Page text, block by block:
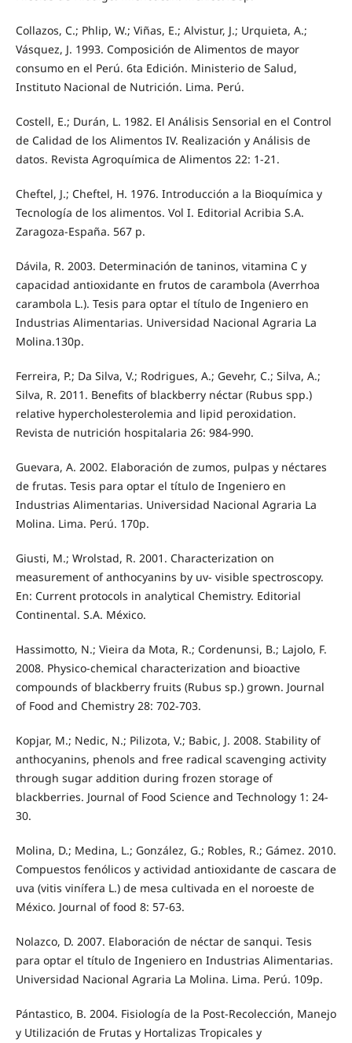
Collazos, C.; Phlip, W.; Viñas, E.; Alvistur, J.; Urquieta, A.;
Vásquez, J. 1993. Composición de Alimentos de mayor
consumo en el Perú. 6ta Edición. Ministerio de Salud,
Instituto Nacional de Nutrición. Lima. Perú.
Costell, E.; Durán, L. 1982. El Análisis Sensorial en el Control
de Calidad de los Alimentos IV. Realización y Análisis de
datos. Revista Agroquímica de Alimentos 22: 1-21.
Cheftel, J.; Cheftel, H. 1976. Introducción a la Bioquímica y
Tecnología de los alimentos. Vol I. Editorial Acribia S.A.
Zaragoza-España. 567 p.
Dávila, R. 2003. Determinación de taninos, vitamina C y
capacidad antioxidante en frutos de carambola (Averrhoa
carambola L.). Tesis para optar el título de Ingeniero en
Industrias Alimentarias. Universidad Nacional Agraria La
Molina.130p.
Ferreira, P.; Da Silva, V.; Rodrigues, A.; Gevehr, C.; Silva, A.;
Silva, R. 2011. Benefits of blackberry néctar (Rubus spp.)
relative hypercholesterolemia and lipid peroxidation.
Revista de nutrición hospitalaria 26: 984-990.
Guevara, A. 2002. Elaboración de zumos, pulpas y néctares
de frutas. Tesis para optar el título de Ingeniero en
Industrias Alimentarias. Universidad Nacional Agraria La
Molina. Lima. Perú. 170p.
Giusti, M.; Wrolstad, R. 2001. Characterization on
measurement of anthocyanins by uv- visible spectroscopy.
En: Current protocols in analytical Chemistry. Editorial
Continental. S.A. México.
Hassimotto, N.; Vieira da Mota, R.; Cordenunsi, B.; Lajolo, F.
2008. Physico-chemical characterization and bioactive
compounds of blackberry fruits (Rubus sp.) grown. Journal
of Food and Chemistry 28: 702-703.
Kopjar, M.; Nedic, N.; Pilizota, V.; Babic, J. 2008. Stability of
anthocyanins, phenols and free radical scavenging activity
through sugar addition during frozen storage of
blackberries. Journal of Food Science and Technology 1: 24-
30.
Molina, D.; Medina, L.; González, G.; Robles, R.; Gámez. 2010.
Compuestos fenólicos y actividad antioxidante de cascara de
uva (vitis vinífera L.) de mesa cultivada en el noroeste de
México. Journal of food 8: 57-63.
Nolazco, D. 2007. Elaboración de néctar de sanqui. Tesis
para optar el título de Ingeniero en Industrias Alimentarias.
Universidad Nacional Agraria La Molina. Lima. Perú. 109p.
Pántastico, B. 2004. Fisiología de la Post-Recolección, Manejo
y Utilización de Frutas y Hortalizas Tropicales y